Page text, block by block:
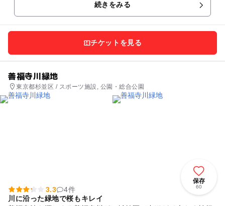
続きをみる
チケットを見る
善福寺川緑地
東京都杉並区 / スポーツ施設, 公園・総合公園
保存
60
3.3
4件
川に沿った緑地で桜もキレイ